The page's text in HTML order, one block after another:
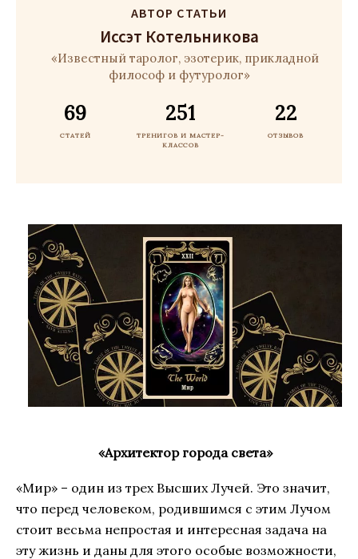
«Архитектор города света»
«Мир» – один из трех Высших Лучей. Это значит,
что перед человеком, родившимся с этим Лучом
стоит весьма непростая и интересная задача на
эту жизнь и даны для этого особые возможности,
АВТОР СТАТЬИ
Иссэт Котельникова
«Известный таролог, эзотерик, прикладной
философ и футуролог»
69
СТАТЕЙ
251
ТРЕНИГОВ И МАСТЕР-
КЛАССОВ
22
ОТЗЫВОВ